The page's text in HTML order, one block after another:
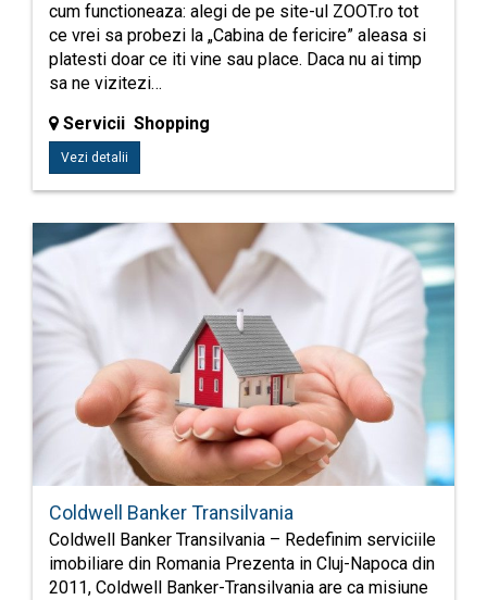
cum functioneaza: alegi de pe site-ul ZOOT.ro tot
ce vrei sa probezi la „Cabina de fericire” aleasa si
platesti doar ce iti vine sau place. Daca nu ai timp
sa ne vizitezi…
Servicii Shopping
Vezi detalii
Coldwell Banker Transilvania
Coldwell Banker Transilvania – Redefinim serviciile
imobiliare din Romania Prezenta in Cluj-Napoca din
2011, Coldwell Banker-Transilvania are ca misiune